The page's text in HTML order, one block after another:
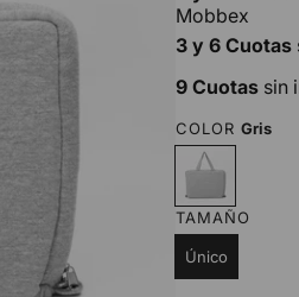
Mobbex
3 y 6 Cuotas
9 Cuotas sin
COLOR Gris
G
i
s
TAMAÑO
Único